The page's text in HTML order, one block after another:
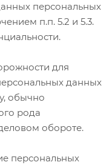
персональных
п.п. 5.2 и 5.3.
для
данных
обычно
рода
обороте.
персональных